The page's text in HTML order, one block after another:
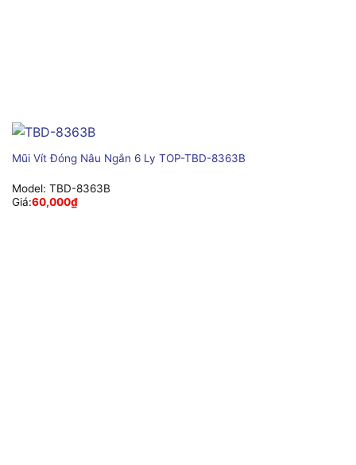
Mũi Vít Đóng Nâu Ngắn 6 Ly TOP-TBD-8363B
Model: TBD-8363B
Giá:60,000₫